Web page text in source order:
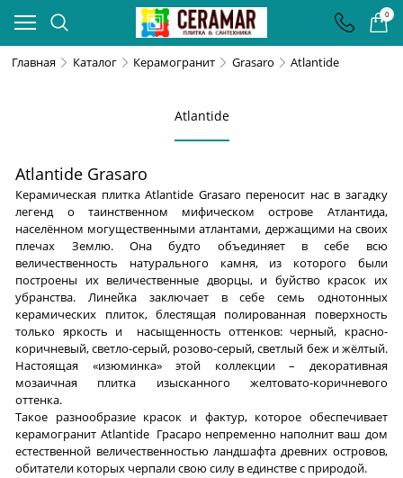
0
Главная Каталог Керамогранит Grasaro Atlantide
Atlantide
Atlantide Grasaro
Керамическая плитка Atlantide Grasaro переносит нас в загадку
легенд о таинственном мифическом острове Атлантида,
населённом могущественными атлантами, держащими на своих
плечах Землю. Она будто объединяет в себе всю
величественность натурального камня, из которого были
построены их величественные дворцы, и буйство красок их
убранства. Линейка заключает в себе семь однотонных
керамических плиток, блестящая полированная поверхность
только яркость и насыщенность оттенков: черный, красно-
коричневый, светло-серый, розово-серый, светлый беж и жёлтый.
Настоящая «изюминка» этой коллекции – декоративная
мозаичная плитка изысканного желтовато-коричневого
оттенка.
Такое разнообразие красок и фактур, которое обеспечивает
керамогранит Atlantide Грасаро непременно наполнит ваш дом
естественной величественностью ландшафта древних островов,
обитатели которых черпали свою силу в единстве с природой.